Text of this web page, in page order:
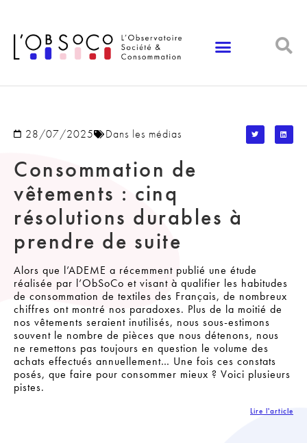
28/07/2025 Dans les médias
Consommation de
vêtements : cinq
résolutions durables à
prendre de suite
Alors que l’ADEME a récemment publié une étude
réalisée par l’ObSoCo et visant à qualifier les habitudes
de consommation de textiles des Français, de nombreux
chiffres ont montré nos paradoxes. Plus de la moitié de
nos vêtements seraient inutilisés, nous sous-estimons
souvent le nombre de pièces que nous détenons, nous
ne remettons pas toujours en question le volume des
achats effectués annuellement… Une fois ces constats
posés, que faire pour consommer mieux ? Voici plusieurs
pistes.
Lire l'article